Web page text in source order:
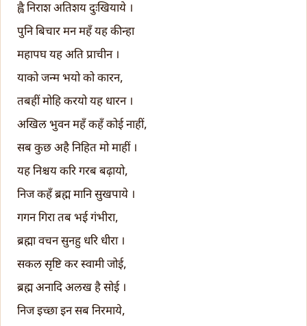
ह्वै निराश अतिशय दुःखियाये ।
पुनि बिचार मन महँ यह कीन्हा
महापघ यह अति प्राचीन ।
याको जन्म भयो को कारन,
तबहीं मोहि करयो यह धारन ।
अखिल भुवन महँ कहँ कोई नाहीं,
सब कुछ अहै निहित मो माहीं ।
यह निश्चय करि गरब बढ़ायो,
निज कहँ ब्रह्म मानि सुखपाये ।
गगन गिरा तब भई गंभीरा,
ब्रह्मा वचन सुनहु धरि धीरा ।
सकल सृष्टि कर स्वामी जोई,
ब्रह्म अनादि अलख है सोई ।
निज इच्छा इन सब निरमाये,